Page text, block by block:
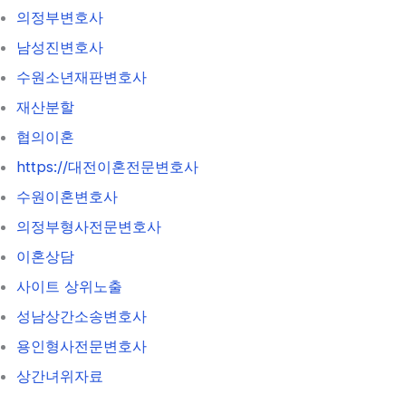
의정부변호사
남성진변호사
수원소년재판변호사
재산분할
협의이혼
https://대전이혼전문변호사
수원이혼변호사
의정부형사전문변호사
이혼상담
사이트 상위노출
성남상간소송변호사
용인형사전문변호사
상간녀위자료